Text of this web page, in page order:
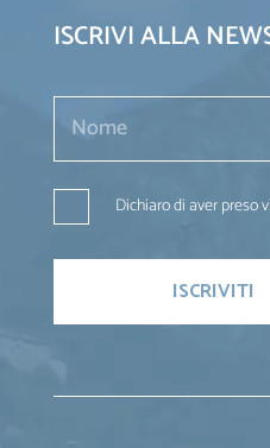
ISCRIVI ALLA
Dichiaro di aver preso